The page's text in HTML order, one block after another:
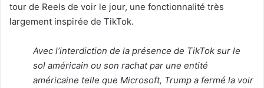
tour de Reels de voir le jour, une fonctionnalité très
largement inspirée de TikTok.
Avec l’interdiction de la présence de TikTok sur le
sol américain ou son rachat par une entité
américaine telle que Microsoft, Trump a fermé la voir